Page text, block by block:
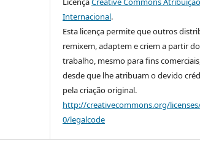
Internacional.
Esta licença permite que outros
remixem, adaptem e criem a partir
trabalho, mesmo para fins
desde que lhe atribuam o devido
pela criação original.
http://creativecommons.org/
0/legalcode